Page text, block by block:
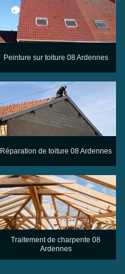
Peinture sur toiture 08 Ardennes
Réparation de toiture 08 Ardennes
Traitement de charpente 08
Ardennes